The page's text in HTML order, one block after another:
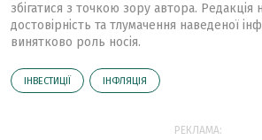
збігатися з точкою зору автора. Редакція
достовірність та тлумачення наведеної
винятково роль носія.
ІНВЕСТИЦІЇ ІНФЛЯЦІЯ
РЕКЛАМА: